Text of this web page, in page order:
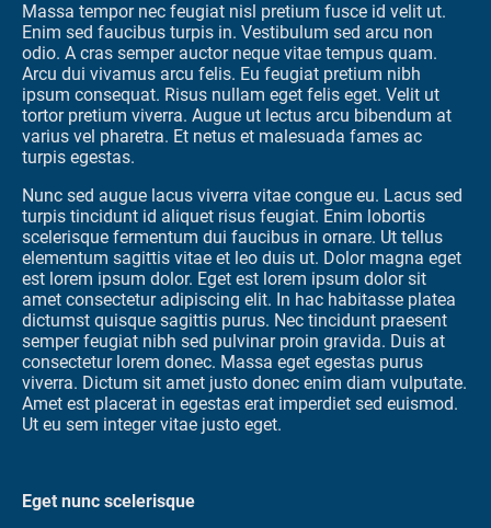
Massa tempor nec feugiat nisl pretium fusce id velit ut.
Enim sed faucibus turpis in. Vestibulum sed arcu non
odio. A cras semper auctor neque vitae tempus quam.
Arcu dui vivamus arcu felis. Eu feugiat pretium nibh
ipsum consequat. Risus nullam eget felis eget. Velit ut
tortor pretium viverra. Augue ut lectus arcu bibendum at
varius vel pharetra. Et netus et malesuada fames ac
turpis egestas.
Nunc sed augue lacus viverra vitae congue eu. Lacus sed
turpis tincidunt id aliquet risus feugiat. Enim lobortis
scelerisque fermentum dui faucibus in ornare. Ut tellus
elementum sagittis vitae et leo duis ut. Dolor magna eget
est lorem ipsum dolor. Eget est lorem ipsum dolor sit
amet consectetur adipiscing elit. In hac habitasse platea
dictumst quisque sagittis purus. Nec tincidunt praesent
semper feugiat nibh sed pulvinar proin gravida. Duis at
consectetur lorem donec. Massa eget egestas purus
viverra. Dictum sit amet justo donec enim diam vulputate.
Amet est placerat in egestas erat imperdiet sed euismod.
Ut eu sem integer vitae justo eget.
Eget nunc scelerisque